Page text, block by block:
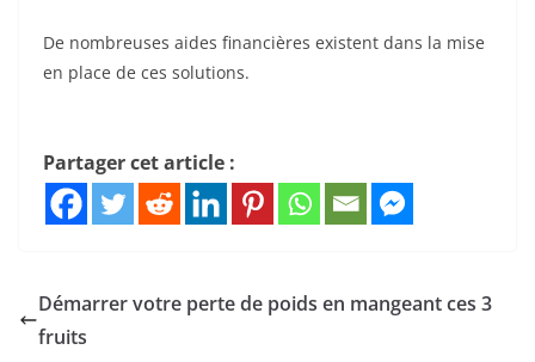
De nombreuses aides financières existent dans la mise
en place de ces solutions.
Partager cet article :
Démarrer votre perte de poids en mangeant ces 3
fruits